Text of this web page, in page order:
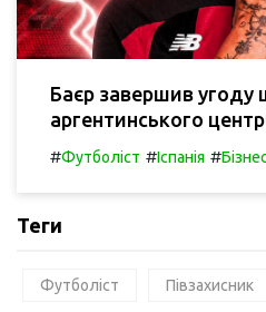
Баєр завершив
аргентинського
#Футболіст #Іспанія #Бізнес
Теги
Футболіст Півзахисник